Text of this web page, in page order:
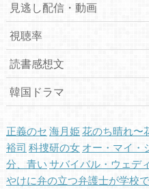
見逃し配信・動画
視聴率
読書感想文
韓国ドラマ
正義のセ 海月姫 花のち晴れ〜
裕司 科捜研の女 オー・マイ・
分、青い サバイバル・ウェデ
やけに弁の立つ弁護士が学校